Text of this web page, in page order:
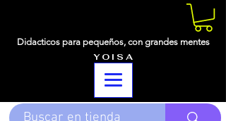
Didacticos para pequeños, con grandes mentes
Y O I S A